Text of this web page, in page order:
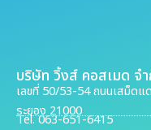
บริษัท วิ้งส์ คอสเมด จ
เลขที่ 50/53-54 ถนนเสม็ดแ
ระยอง 21000
Tel. 063-651-6415